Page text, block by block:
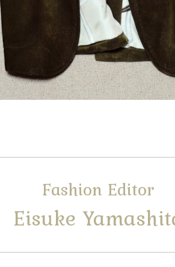
Fashion Editor
Eisuke